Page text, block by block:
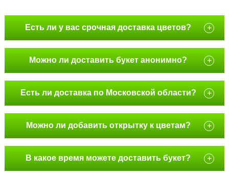
Есть ли у вас срочная доставка цветов? +
Можно ли доставить букет анонимно? +
Есть ли доставка по Московской области? +
Можно ли добавить открытку к цветам? +
В какое время можете доставить букет? +